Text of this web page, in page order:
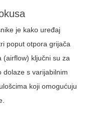
je kako uređaj
poput otpora grijača
(airflow) ključni su za
dolaze s varijabilnim
koji omogućuju